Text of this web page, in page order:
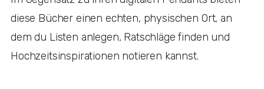
diese Bücher einen echten, physischen Ort, an
dem du Listen anlegen, Ratschläge finden und
Hochzeitsinspirationen notieren kannst.